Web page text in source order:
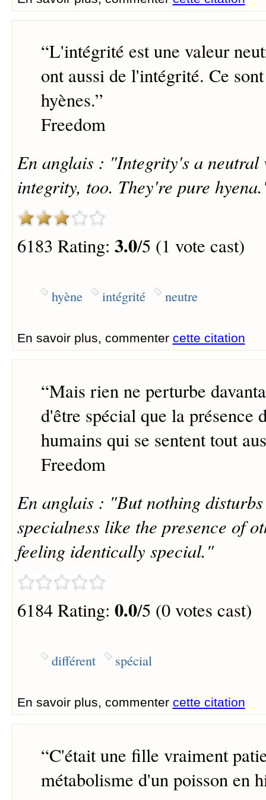
“L'intégrité est une valeur
ont aussi de l'intégrité. Ce
hyènes.”
Freedom
En anglais : "Integrity's a neutral
integrity, too. They're pure
6183 Rating: 3.0/5 (1 vote cast)
hyène intégrité neutre
En savoir plus, commenter cette citation
“Mais rien ne perturbe
d'être spécial que la présence
humains qui se sentent tout
Freedom
En anglais : "But nothing
specialness like the presence of
feeling identically special."
6184 Rating: 0.0/5 (0 votes cast)
différent spécial
En savoir plus, commenter cette citation
“C'était une fille vraiment
métabolisme d'un poisson en